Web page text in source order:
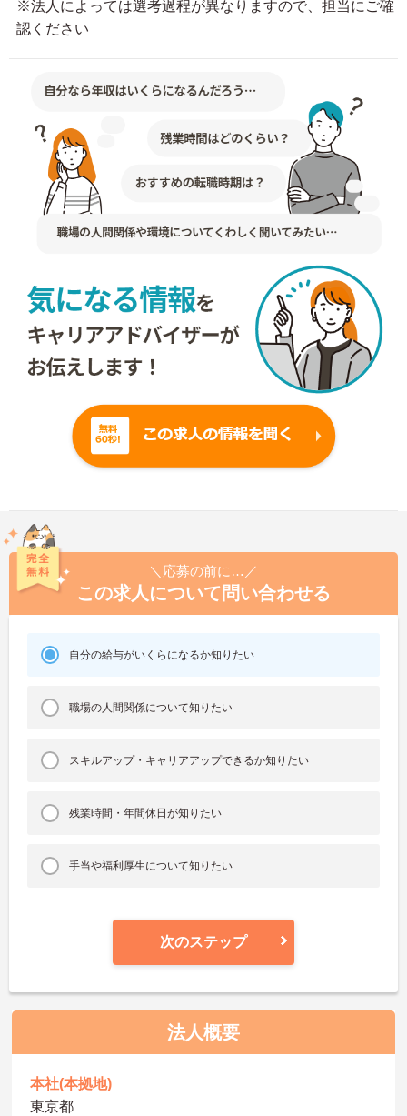
※法人によっては選考過程が異なりますので、担当にご確
認ください
＼応募の前に…／
この求人について問い合わせる
自分の給与がいくらになるか知りたい
職場の人間関係について知りたい
スキルアップ・キャリアアップできるか知りたい
残業時間・年間休日が知りたい
手当や福利厚生について知りたい
次のステップ
法人概要
本社(本拠地)
東京都